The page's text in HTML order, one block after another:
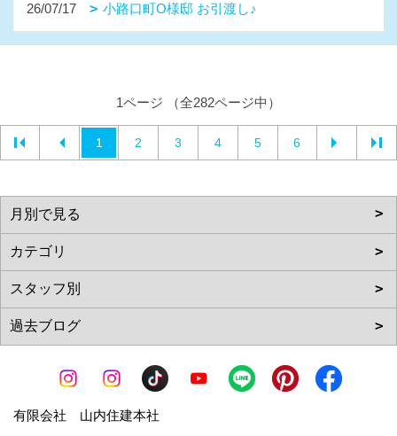
26/07/17 小路口町O様邸 お引渡し♪
1ページ （全282ページ中）
1 2 3 4 5 6
有限会社 山内住建本社